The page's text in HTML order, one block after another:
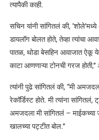
त्यापैकी काही.
सचिन यांनी सांगितलं की,
डायलॉग बोलत होते, तेव्हा त्यांचा
पातळ, थोडा बेसहिन आवाजात ऐकू
काटा आणणाऱ्या टोनची गरज
त्यांनी पुढे सांगितलं की, “मी
रेकॉर्डिस्ट होते. मी त्यांना
अमजदला मी सांगितलं – माईकच्या
खालच्या पट्टीत बोल.”